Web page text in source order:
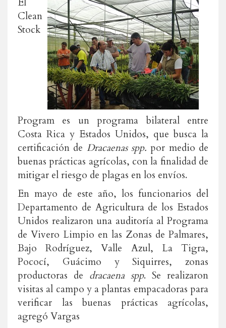
Clean
Stock
Program es un programa bilateral entre
Costa Rica y Estados Unidos, que busca la
certificación de Dracaenas spp. por medio de
buenas prácticas agrícolas, con la finalidad de
mitigar el riesgo de plagas en los envíos.
En mayo de este año, los funcionarios del
Departamento de Agricultura de los Estados
Unidos realizaron una auditoría al Programa
de Vivero Limpio en las Zonas de Palmares,
Bajo Rodríguez, Valle Azul, La Tigra,
Pococí, Guácimo y Siquirres, zonas
productoras de dracaena spp. Se realizaron
visitas al campo y a plantas empacadoras para
verificar las buenas prácticas agrícolas,
agregó Vargas